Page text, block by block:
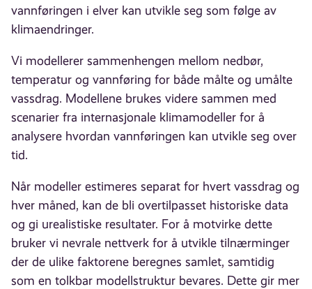
vannføringen i elver kan utvikle seg som følge av
klimaendringer.
Vi modellerer sammenhengen mellom nedbør,
temperatur og vannføring for både målte og umålte
vassdrag. Modellene brukes videre sammen med
scenarier fra internasjonale klimamodeller for å
analysere hvordan vannføringen kan utvikle seg over
tid.
Når modeller estimeres separat for hvert vassdrag og
hver måned, kan de bli overtilpasset historiske data
og gi urealistiske resultater. For å motvirke dette
bruker vi nevrale nettverk for å utvikle tilnærminger
der de ulike faktorene beregnes samlet, samtidig
som en tolkbar modellstruktur bevares. Dette gir mer